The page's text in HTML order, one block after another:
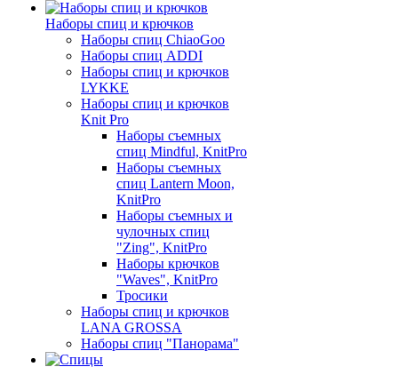
Наборы спиц и крючков
Наборы спиц ChiaoGoo
Наборы спиц ADDI
Наборы спиц и крючков
LYKKE
Наборы спиц и крючков
Knit Pro
Наборы съемных
спиц Mindful, KnitPro
Наборы съемных
спиц Lantern Moon,
KnitPro
Наборы съемных и
чулочных спиц
"Zing", KnitPro
Наборы крючков
"Waves", KnitPro
Тросики
Наборы спиц и крючков
LANA GROSSA
Наборы спиц "Панорама"